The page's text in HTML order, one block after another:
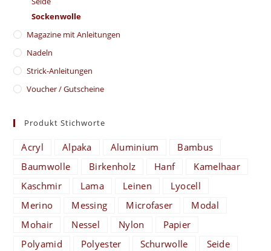
Sockenwolle
Magazine mit Anleitungen
Nadeln
Strick-Anleitungen
Voucher / Gutscheine
Produkt Stichworte
Acryl Alpaka Aluminium
Bambus
Baumwolle
Birkenholz Hanf
Kamelhaar
Kaschmir
Lama Leinen
Lyocell
Merino
Messing Microfaser
Modal
Mohair
Nessel Nylon
Papier
Polyamid
Polyester Schurwolle
Seide